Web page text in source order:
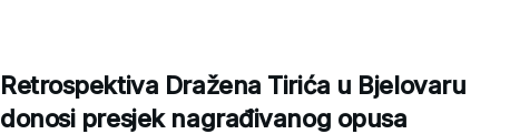
Retrospektiva Dražena Tirića u Bjelovaru
donosi presjek nagrađivanog opusa